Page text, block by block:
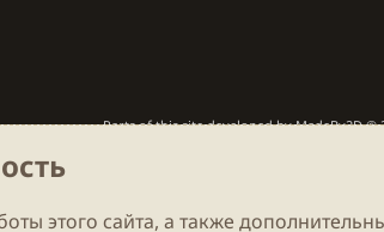
Parts of this site developed byMadeBy2D©
этого сайта, а также